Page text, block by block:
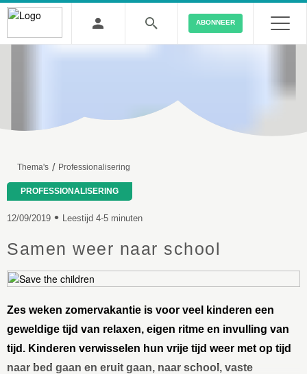
ABONNEER
Thema's / Professionalisering
PROFESSIONALISERING
12/09/2019 • Leestijd 4-5 minuten
Samen weer naar school
Zes weken zomervakantie is voor veel kinderen een
geweldige tijd van relaxen, eigen ritme en invulling van
tijd. Kinderen verwisselen hun vrije tijd weer met op tijd
naar bed gaan en eruit gaan, naar school, vaste